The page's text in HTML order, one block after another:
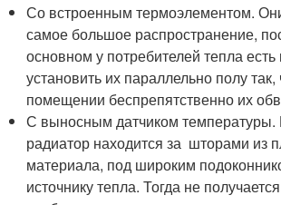
Со встроенным термоэлементом.
самое большое распространение,
основном у потребителей тепла
установить их параллельно полу
помещении беспрепятственно их
С выносным датчиком температуры.
радиатор находится за шторами из
материала, под широким
источнику тепла. Тогда не